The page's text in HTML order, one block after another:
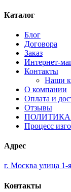
Каталог
Блог
Договора
Заказ
Интернет-
Контакты
Наши
О компании
Оплата и
Отзывы
Процесс
Адрес
г. Москва улица
Контакты